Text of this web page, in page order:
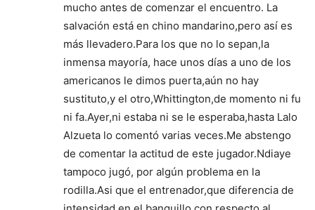
mucho antes de comenzar el encuentro. La
salvación está en chino mandarino,pero así es
más llevadero.Para los que no lo sepan,la
inmensa mayoría, hace unos días a uno de los
americanos le dimos puerta,aún no hay
sustituto,y el otro,Whittington,de momento ni fu
ni fa.Ayer,ni estaba ni se le esperaba,hasta Lalo
Alzueta lo comentó varias veces.Me abstengo
de comentar la actitud de este jugador.Ndiaye
tampoco jugó, por algún problema en la
rodilla.Asi que el entrenador,que diferencia de